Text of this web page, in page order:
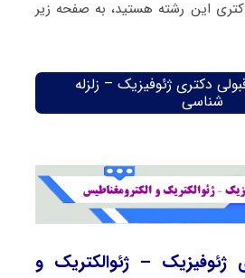
این رشته هستید، به صفحه زیر
دکتری ژئوفیزیک – زلزله
شناسی
– ژئوالکتریک و